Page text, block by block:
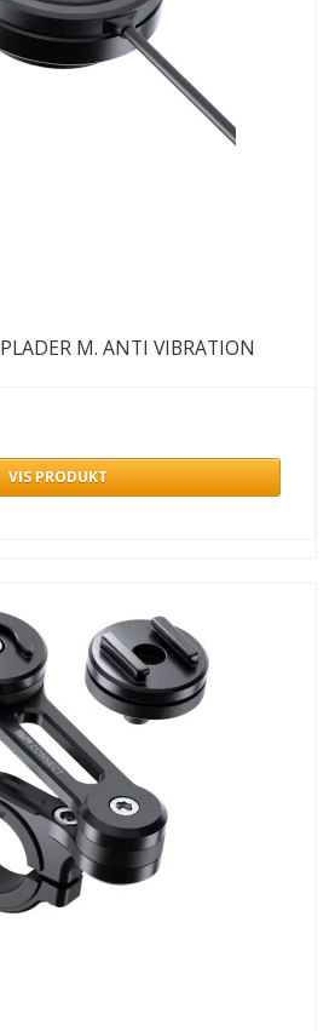
M. ANTI VIBRATION
VIS PRODUKT